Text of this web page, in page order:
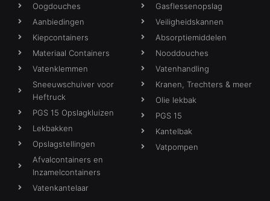
Oogdouches
Aanbiedingen
Kiepcontainers
Materiaal Containers
Vatenklemmen
Sneeuwschuiver voor
Heftruck
PGS 15 Opslagkluizen
Lekbakken
Opslagstellingen
Afvalcontainers en
Inzamelcontainers
Vatenkantelaar
Gasflessenopslag
Veiligheidskannen
Absorptiemiddelen
Nooddouches
Vatenhandling
Kranen, Trechters & meer
Olie lekbak
PGS 15
Kantelbak
Vatpompen